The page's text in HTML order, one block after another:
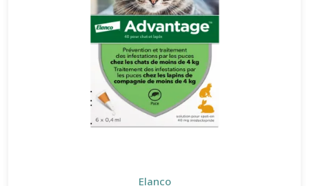
Elanco